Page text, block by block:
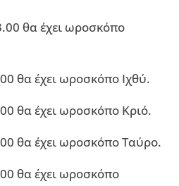
θα έχει ωροσκόπο
θα έχει ωροσκόπο Ιχθύ.
θα έχει ωροσκόπο Κριό.
θα έχει ωροσκόπο Ταύρο.
θα έχει ωροσκόπο